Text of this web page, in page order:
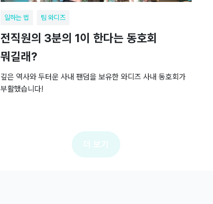
일하는 법 팀 와디즈
전직원의 3분의 1이 한다는 동호회
뭐길래?
깊은 역사와 두터운 사내 팬덤을 보유한 와디즈 사내 동호회가
부활했습니다!
더 보기